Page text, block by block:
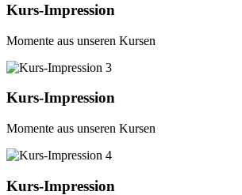
Kurs-Impression
Momente aus unseren Kursen
Kurs-Impression
Momente aus unseren Kursen
Kurs-Impression